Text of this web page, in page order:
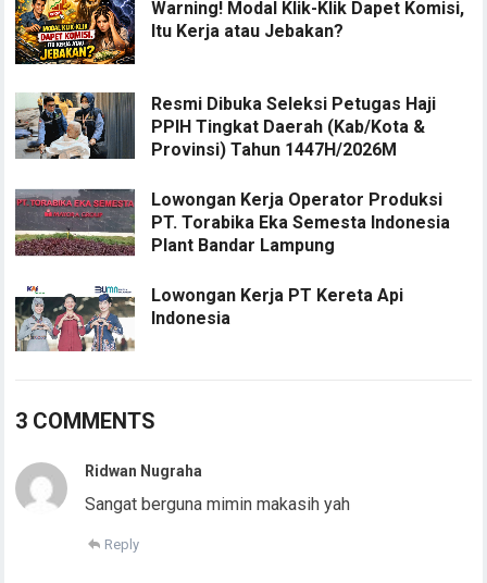
Warning! Modal Klik-Klik Dapet Komisi,
Itu Kerja atau Jebakan?
Resmi Dibuka Seleksi Petugas Haji
PPIH Tingkat Daerah (Kab/Kota &
Provinsi) Tahun 1447H/2026M
Lowongan Kerja Operator Produksi
PT. Torabika Eka Semesta Indonesia
Plant Bandar Lampung
Lowongan Kerja PT Kereta Api
Indonesia
3 COMMENTS
Ridwan Nugraha
Sangat berguna mimin makasih yah
Reply